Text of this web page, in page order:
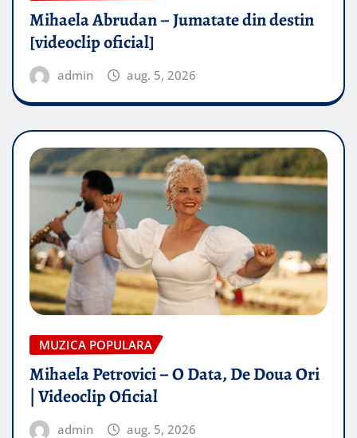
Mihaela Abrudan – Jumatate din destin
[videoclip oficial]
admin aug. 5, 2026
MUZICA POPULARA
Mihaela Petrovici – O Data, De Doua Ori
| Videoclip Oficial
admin aug. 5, 2026